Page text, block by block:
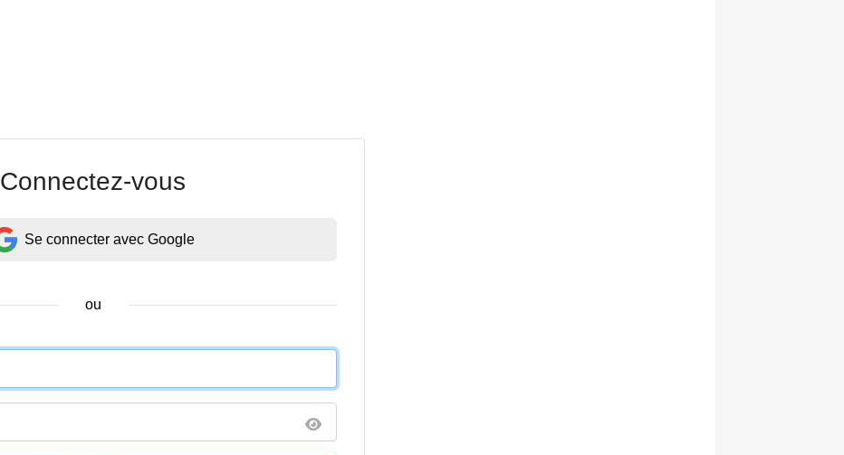
Connectez-vous
Se connecter avec Google
ou